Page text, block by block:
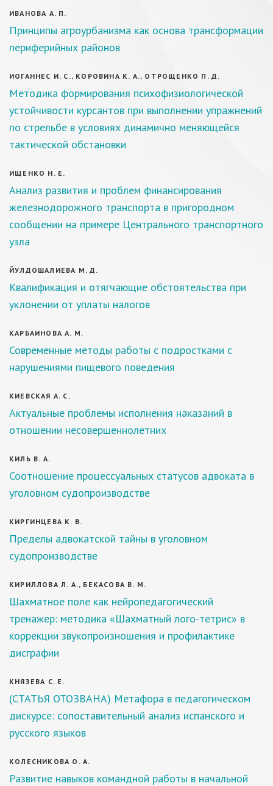
ИВАНОВА А. П.
Принципы агроурбанизма как основа трансформации
периферийных районов
ИОГАННЕС И. С., КОРОВИНА К. А., ОТРОЩЕНКО П. Д.
Методика формирования психофизиологической
устойчивости курсантов при выполнении упражнений
по стрельбе в условиях динамично меняющейся
тактической обстановки
ИЩЕНКО Н. Е.
Анализ развития и проблем финансирования
железнодорожного транспорта в пригородном
сообщении на примере Центрального транспортного
узла
ЙУЛДОШАЛИЕВА М. Д.
Квалификация и отягчающие обстоятельства при
уклонении от уплаты налогов
КАРБАИНОВА А. М.
Современные методы работы с подростками с
нарушениями пищевого поведения
КИЕВСКАЯ А. С.
Актуальные проблемы исполнения наказаний в
отношении несовершеннолетних
КИЛЬ В. А.
Соотношение процессуальных статусов адвоката в
уголовном судопроизводстве
КИРГИНЦЕВА К. В.
Пределы адвокатской тайны в уголовном
судопроизводстве
КИРИЛЛОВА Л. А., БЕКАСОВА В. М.
Шахматное поле как нейропедагогический
тренажер: методика «Шахматный лого-тетрис» в
коррекции звукопроизношения и профилактике
дисграфии
КНЯЗЕВА С. Е.
(СТАТЬЯ ОТОЗВАНА) Метафора в педагогическом
дискурсе: сопоставительный анализ испанского и
русского языков
КОЛЕСНИКОВА О. А.
Развитие навыков командной работы в начальной